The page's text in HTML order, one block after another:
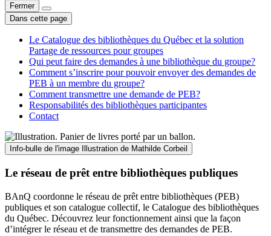
Fermer
Dans cette page
Le Catalogue des bibliothèques du Québec et la solution
Partage de ressources pour groupes
Qui peut faire des demandes à une bibliothèque du groupe?
Comment s’inscrire pour pouvoir envoyer des demandes de
PEB à un membre du groupe?
Comment transmettre une demande de PEB?
Responsabilités des bibliothèques participantes
Contact
Info-bulle de l'image Illustration de Mathilde Corbeil
Le réseau de prêt entre bibliothèques publiques
BAnQ coordonne le réseau de prêt entre bibliothèques (PEB)
publiques et son catalogue collectif, le Catalogue des bibliothèques
du Québec. Découvrez leur fonctionnement ainsi que la façon
d’intégrer le réseau et de transmettre des demandes de PEB.